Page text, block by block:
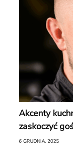
Akcenty
zaskoczyć
6 GRUDNIA, 2025